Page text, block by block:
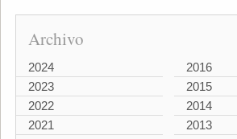
Archivo
2024
2023
2022
2021
2016
2015
2014
2013